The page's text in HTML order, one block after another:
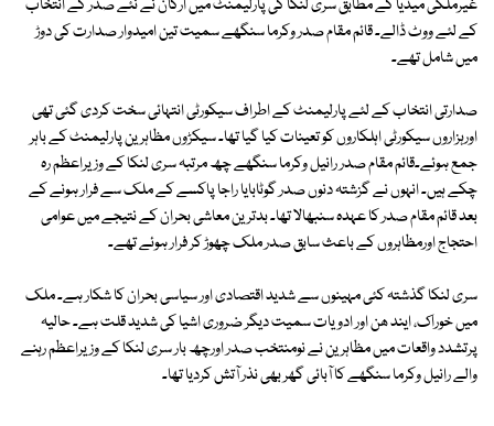
غیرملکی میڈیا کے مطابق سری لنکا کی پارلیمنٹ میں ارکان نے نئے صدر کے انتخاب
کے لئے ووٹ ڈالے۔ قائم مقام صدر وکرما سنگھے سمیت تین امیدوار صدارت کی دوڑ
میں شامل تھے۔
صدارتی انتخاب کے لئے پارلیمنٹ کے اطراف سیکورٹی انتہائی سخت کردی گئی تھی
اورہزاروں سیکورٹی اہلکاروں کو تعینات کیا گیا تھا۔ سیکڑوں مظاہرین پارلیمنٹ کے باہر
جمع ہوئے۔قائم مقام صدر رانیل وکرما سنگھے چھ مرتبہ سری لنکا کے وزیراعظم رہ
چکے ہیں۔ انہوں نے گزشتہ دنوں صدر گوٹابایا راجا پاکسے کے ملک سے فرار ہونے کے
بعد قائم مقام صدر کا عہدہ سنبھالا تھا۔ بدترین معاشی بحران کے نتیجے میں عوامی
احتجاج اورمظاہروں کے باعث سابق صدر ملک چھوڑ کر فرار ہوئے تھے۔
سری لنکا گذشتہ کئی مہینوں سے شدید اقتصادی اور سیاسی بحران کا شکار ہے۔ ملک
میں خوراک، ایند ھن اور ادویات سمیت دیگر ضروری اشیا کی شدید قلت ہے۔ حالیہ
پرتشدد واقعات میں مظاہرین نے نومنتخب صدر اورچھ بار سری لنکا کے وزیراعظم رہنے
والے رانیل وکرما سنگھے کا آبائی گھر بھی نذر آتش کردیا تھا۔